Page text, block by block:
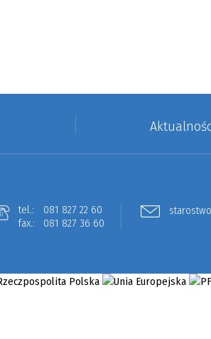
tel.:
081 827 22 60
fax.:
081 827 36 60